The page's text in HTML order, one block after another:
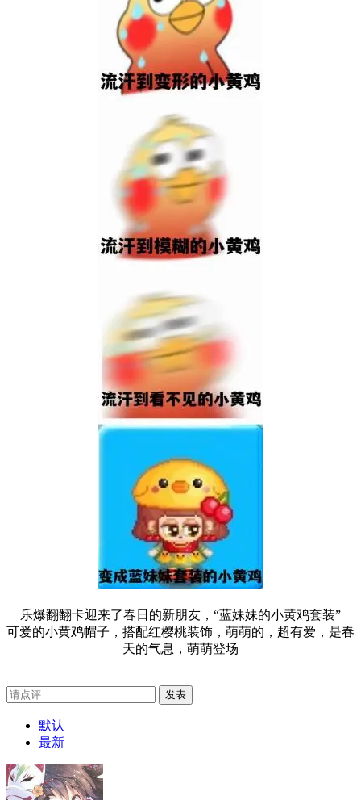
乐爆翻翻卡迎来了春日的新朋友， “蓝妹妹的小黄鸡套装”
可爱的小黄鸡帽子，搭配红樱桃装饰，萌萌的，超有爱，是春
天的气息，萌萌登场
发表
默认
最新